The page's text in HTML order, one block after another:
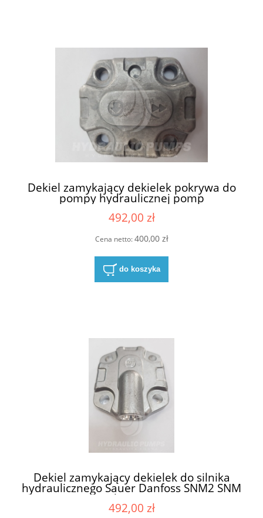
Dekiel zamykający dekielek pokrywa do
pompy hydraulicznej pomp
hydraulicznych Sauer Danfoss SNP2 SNP
2 grupa 2 pokrywa SNP2 SNP 2 pokrywka
492,00 zł
Cena netto:400,00 zł
do koszyka
Dekiel zamykający dekielek do silnika
hydraulicznego Sauer Danfoss SNM2 SNM
2 grupa 2 pokrywa SNM2 SNM 2
pokrywka SNM2 SNM2 z drenażem od
492,00 zł